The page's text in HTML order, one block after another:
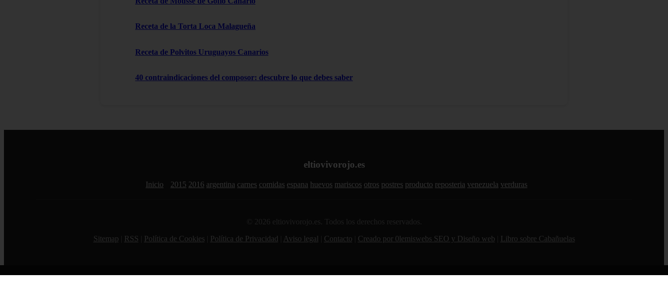
Receta de la Torta Loca Malagueña
Receta de Polvitos Uruguayos Canarios
40 contraindicaciones del composor: descubre lo que debes saber
eltiovivorojo.es
Inicio 2015 2016 argentina carnes comidas espana huevos mariscos otros postres producto reposteria venezuela verduras
© 2026 eltiovivorojo.es. Todos los derechos reservados.
Sitemap
RSS Política de Cookies Política de Privacidad Aviso legal Contacto Creado por 0lemiswebs SEO y Diseño web Libro sobre Cabañuelas